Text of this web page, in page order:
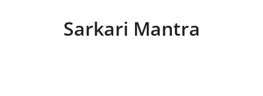
Sarkari Mantra